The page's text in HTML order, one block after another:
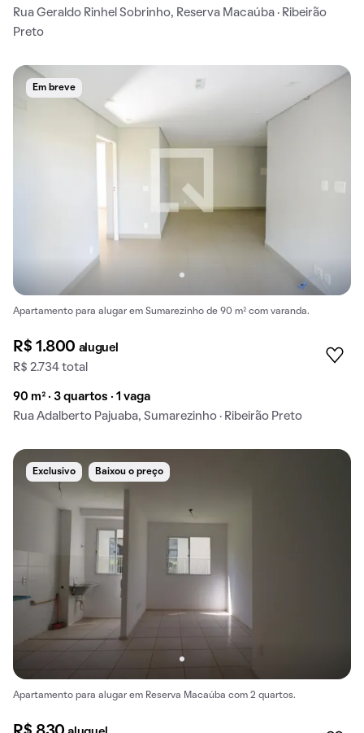
Rua Geraldo Rinhel Sobrinho, Reserva Macaúba · Ribeirão
Preto
Em breve
Apartamento para alugar em Sumarezinho de 90 m² com varanda.
R$ 1.800 aluguel
R$ 2.734 total
90 m² · 3 quartos · 1 vaga
Rua Adalberto Pajuaba, Sumarezinho · Ribeirão Preto
Exclusivo Baixou o preço
Apartamento para alugar em Reserva Macaúba com 2 quartos.